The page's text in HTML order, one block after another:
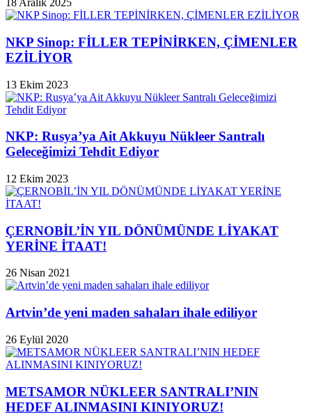
18 Aralık 2025
NKP Sinop: FİLLER TEPİNİRKEN, ÇİMENLER
EZİLİYOR
13 Ekim 2023
NKP: Rusya’ya Ait Akkuyu Nükleer Santralı
Geleceğimizi Tehdit Ediyor
12 Ekim 2023
ÇERNOBİL’İN YIL DÖNÜMÜNDE LİYAKAT
YERİNE İTAAT!
26 Nisan 2021
Artvin’de yeni maden sahaları ihale ediliyor
26 Eylül 2020
METSAMOR NÜKLEER SANTRALI’NIN
HEDEF ALINMASINI KINIYORUZ!